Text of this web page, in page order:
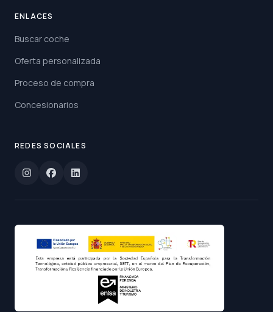
ENLACES
Buscar coche
Oferta personalizada
Proceso de compra
Concesionarios
REDES SOCIALES